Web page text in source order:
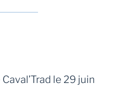
le 29 juin